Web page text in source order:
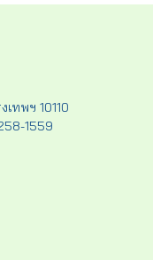
ทพฯ 10110
1559